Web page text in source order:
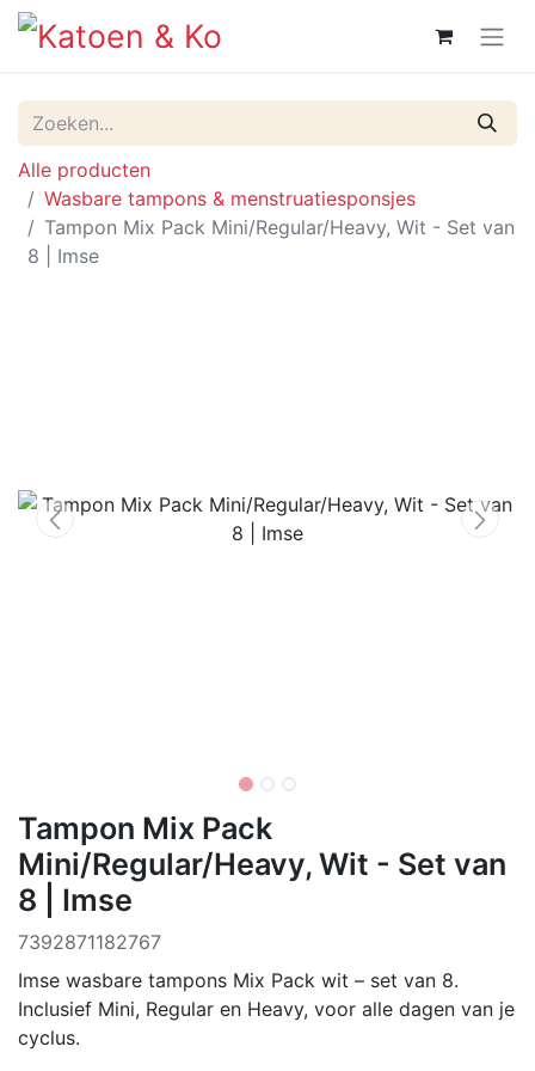
Alle producten
Wasbare tampons & menstruatiesponsjes
Tampon Mix Pack Mini/Regular/Heavy, Wit - Set van
8 | Imse
Tampon Mix Pack
Mini/Regular/Heavy, Wit - Set van
8 | Imse
7392871182767
Imse wasbare tampons Mix Pack wit – set van 8.
Inclusief Mini, Regular en Heavy, voor alle dagen van je
cyclus.